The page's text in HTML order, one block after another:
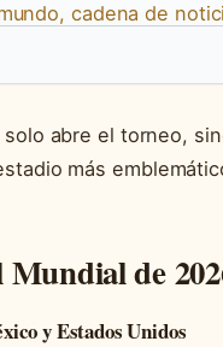
cadena de
abre el torneo,
más
Mundial de
y Estados Unidos